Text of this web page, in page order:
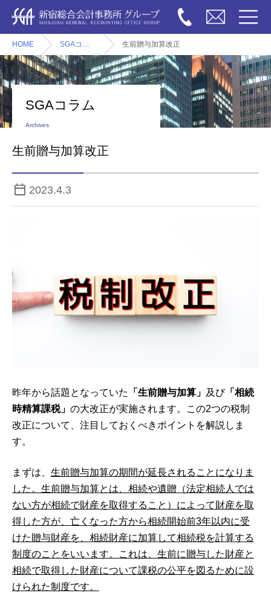
HOME SGAコラム 生前贈与加算改正
SGAコラム
Archives
生前贈与加算改正
2023.4.3
昨年から話題となっていた 「生前贈与加算」 及び「相続
時精算課税」 の大改正が実施されます。この2つの税制
改正について、注目しておくべきポイントを解説しま
す。
まずは、 生前贈与加算の期間が延長されることになりま
した。生前贈与加算とは、相続や遺贈（法定相続人では
ない方が相続で財産を取得すること）によって財産を取
得した方が、亡くなった方から相続開始前3年以内に受
けた贈与財産を、相続財産に加算して相続税を計算する
制度のことをいいます。これは、生前に贈与した財産と
相続で取得した財産について課税の公平を図るために設
けられた制度です。